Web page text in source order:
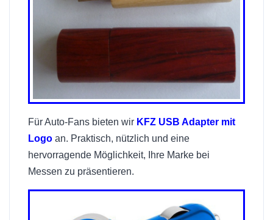
Für Auto-Fans bieten wir KFZ USB Adapter mit
Logo an. Praktisch, nützlich und eine
hervorragende Möglichkeit, Ihre Marke bei
Messen zu präsentieren.